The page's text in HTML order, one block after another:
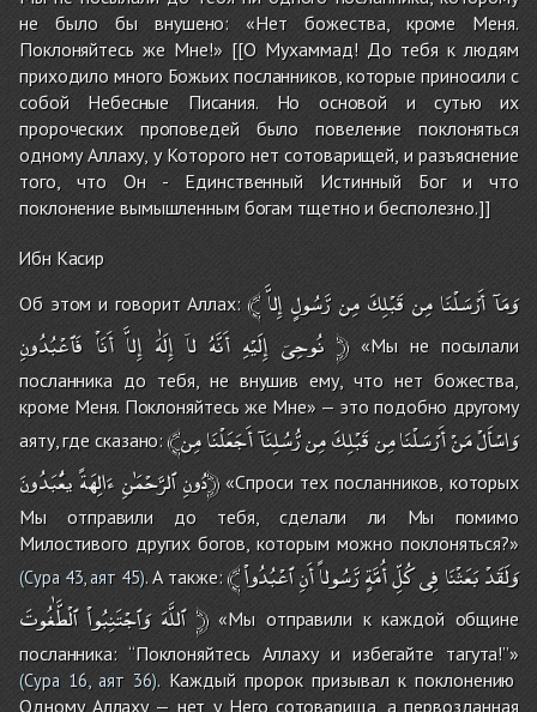
не было бы внушено: «Нет божества, кроме Меня.
Поклоняйтесь же Мне!» [[О Мухаммад! До тебя к людям
приходило много Божьих посланников, которые приносили с
собой Небесные Писания. Но основой и сутью их
пророческих проповедей было повеление поклоняться
одному Аллаху, у Которого нет сотоварищей, и разъяснение
того, что Он - Единственный Истинный Бог и что
поклонение вымышленным богам тщетно и бесполезно.]]
Ибн Касир
Об этом и говорит Аллах: ﴾ وَمَآأَرْسَلْنَامِنقَبْلِكَ مِنرَّسُولٍإِلاَّ
نُوحِىۤ إِلَيْهِ أَنَّهُ لاۤ إِلَٰهَ إِلاَّ أَنَاْ فَٱعْبُدُونِ ﴿«Мы не посылали
посланника до тебя, не внушив ему, что нет божества,
кроме Меня. Поклоняйтесь же Мне» — это подобно другому
аяту, где сказано:
﴾وَاسْأَلْمَنْأَرْسَلْنَامِنقَبْلِكَمِنرُّسُلِنَآأَجَعَلْنَامِن
دُونِٱلرَّحْمَٰنِءَالِهَةً يعُْبَدُونَ﴿«Спроси тех посланников, которых
Мы отправили до тебя, сделали ли Мы помимо
Милостивого других богов, которым можно поклоняться?»
(Сура 43, аят 45). А также: ﴾ وَلَقَدْبَعَثْنَافِىكُلِّأُمَّةٍرَّسُولاًأَنِٱعْبُدُواْ
ٱللَّهَ وَٱجْتَنِبُواْ ٱلْطَّٰغُوتَ ﴿«Мы отправили к каждой общине
посланника: ‘‘Поклоняйтесь Аллаху и избегайте тагута!’’»
(Сура 16, аят 36). Каждый пророк призывал к поклонению
Одному Аллаху — нет у Него сотоварища, а первозданная